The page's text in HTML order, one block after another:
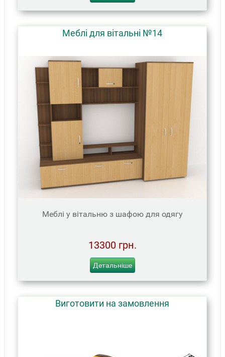
Меблі для вітальні №14
Меблі у вітальню з шафою для одягу
13300 грн.
Детальніше
Виготовити на замовлення